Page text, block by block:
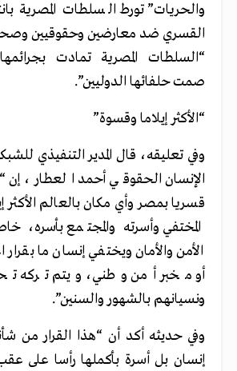
والحريات” تورط السلطات المصرية
القسري ضد معارضين وحقوقيين
“السلطات المصرية تمادت
صمت حلفائها الدوليين”.
“الأكثر إيلاما وقسوة”
وفي تعليقه، قال المدير التنفيذي
الإنسان الحقوقي أحمد العطار، إن
قسريا بمصر وأي مكان بالعالم الأكثر
المختفي وأسرته والمجتمع بأسره،
الأمن والأمان ويختفي إنسان ما
أو مخبر أمن وطني، ويتم تركه
ونسيانهم بالشهور والسنين”.
وفي حديثه أكد أن “هذا القرار من
إنسان بل أسرة بأكملها رأسا على